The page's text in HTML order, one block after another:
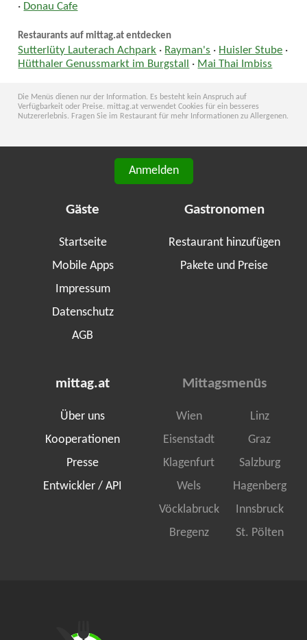
· Donau Cafe
Restaurants auf mittag.at entdecken
Sutterlüty Lauterach Achpark · Rayman's · Huisler Stube ·
Hütthaler Genussmarkt im Burgstall
· Mai Thai Imbiss
Die Menüs dienen nur der Information. Es besteht kein Anspruch auf
Verfügbarkeit oder Preise. mittag.at verwendet Cookies für ein besseres
Nutzererlebnis. Fragen Sie im Restaurant für mehr Informationen zu Allergenen.
Anmelden
Gäste
Startseite
Mobile Apps
Impressum
Datenschutz
AGB
Gastronomen
Restaurant hinzufügen
Pakete und Preise
mittag.at
Über uns
Kooperationen
Presse
Entwickler / API
Mittagsmenüs
Wien
Linz
Eisenstadt
Graz
Klagenfurt
Salzburg
Wels
Hagenberg
Vöcklabruck
Innsbruck
Bregenz
St. Pölten